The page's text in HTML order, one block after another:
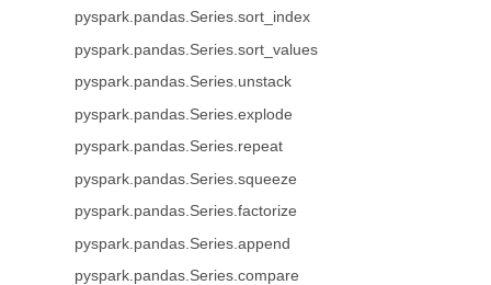
pyspark.pandas.Series.sort_index
pyspark.pandas.Series.sort_values
pyspark.pandas.Series.unstack
pyspark.pandas.Series.explode
pyspark.pandas.Series.repeat
pyspark.pandas.Series.squeeze
pyspark.pandas.Series.factorize
pyspark.pandas.Series.append
pyspark.pandas.Series.compare